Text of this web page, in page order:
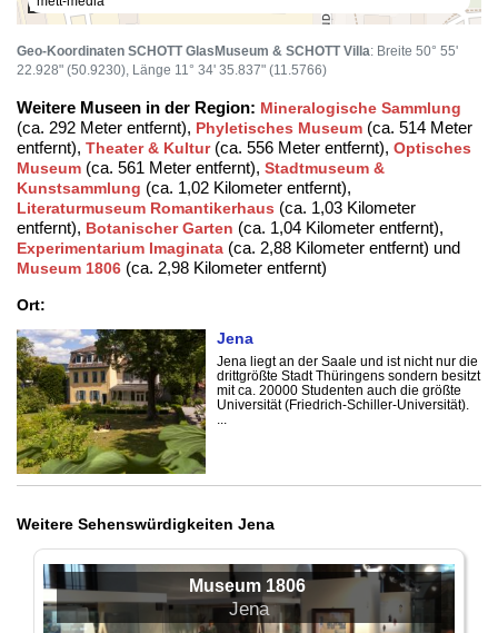
Geo-Koordinaten SCHOTT GlasMuseum & SCHOTT Villa: Breite 50° 55'
22.928" (50.9230), Länge 11° 34' 35.837" (11.5766)
Weitere Museen in der Region: Mineralogische Sammlung
(ca. 292 Meter entfernt), Phyletisches Museum (ca. 514 Meter
entfernt), Theater & Kultur(ca. 556 Meter entfernt), Optisches
Museum (ca. 561 Meter entfernt), Stadtmuseum &
Kunstsammlung (ca. 1,02 Kilometer entfernt),
Literaturmuseum Romantikerhaus (ca. 1,03 Kilometer
entfernt), Botanischer Garten (ca. 1,04 Kilometer entfernt),
Experimentarium Imaginata (ca. 2,88 Kilometer entfernt) und
Museum 1806 (ca. 2,98 Kilometer entfernt)
Ort:
Jena
Jena liegt an der Saale und ist nicht nur die
drittgrößte Stadt Thüringens sondern besitzt
mit ca. 20000 Studenten auch die größte
Universität (Friedrich-Schiller-Universität).
...
Weitere Sehenswürdigkeiten Jena
Museum 1806
Jena